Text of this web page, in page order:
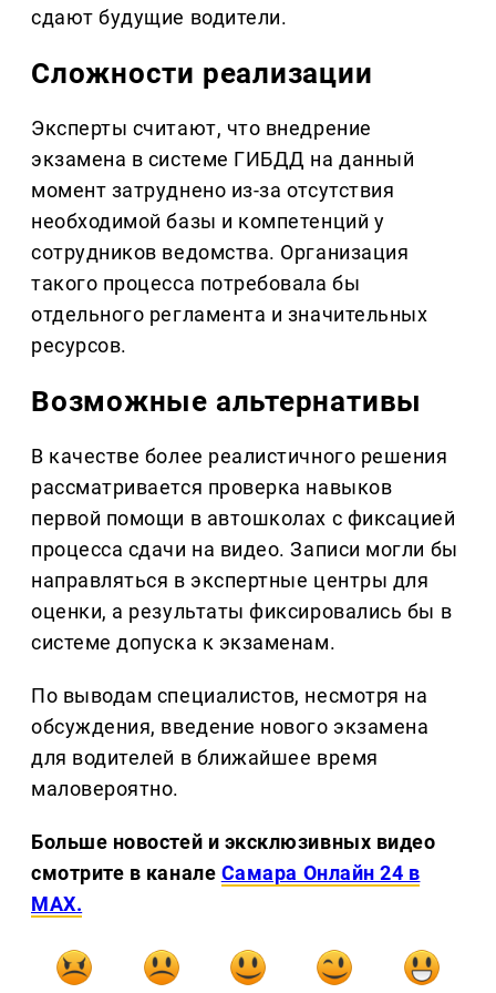
сдают будущие водители.
Сложности реализации
Эксперты считают, что внедрение
экзамена в системе ГИБДД на данный
момент затруднено из-за отсутствия
необходимой базы и компетенций у
сотрудников ведомства. Организация
такого процесса потребовала бы
отдельного регламента и значительных
ресурсов.
Возможные альтернативы
В качестве более реалистичного решения
рассматривается проверка навыков
первой помощи в автошколах с фиксацией
процесса сдачи на видео. Записи могли бы
направляться в экспертные центры для
оценки, а результаты фиксировались бы в
системе допуска к экзаменам.
По выводам специалистов, несмотря на
обсуждения, введение нового экзамена
для водителей в ближайшее время
маловероятно.
Больше новостей и эксклюзивных видео
смотрите в канале Самара Онлайн 24 в
MAX.